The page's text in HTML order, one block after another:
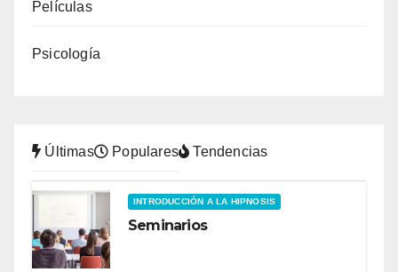
Películas
Psicología
Últimas Populares Tendencias
INTRODUCCIÓN A LA HIPNOSIS
Seminarios